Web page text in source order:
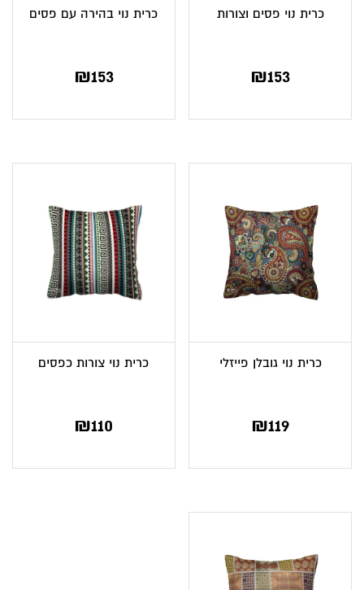
כרית נוי פסים וצורות
₪153
כרית נוי בהירה עם פסים
₪153
כרית נוי גובלן פייזלי
₪119
כרית נוי צורות כפסים
₪110